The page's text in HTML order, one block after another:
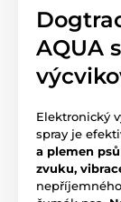
AQUA
Elektronický
spray je
a plemen
zvuku,